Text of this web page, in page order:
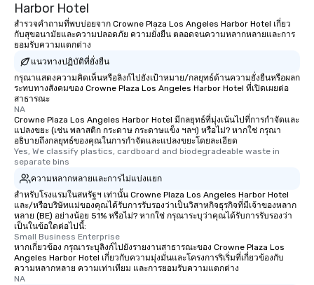
Harbor Hotel
สำรวจคำถามที่พบบ่อยจาก Crowne Plaza Los Angeles Harbor Hotel เกี่ยว
กับสุขอนามัยและความปลอดภัย ความยั่งยืน ตลอดจนความหลากหลายและการ
ยอมรับความแตกต่าง
แนวทางปฏิบัติที่ยั่งยืน
กรุณาแสดงความคิดเห็นหรือลิงก์ไปยังเป้าหมาย/กลยุทธ์ด้านความยั่งยืนหรือผลก
ระทบทางสังคมของ Crowne Plaza Los Angeles Harbor Hotel ที่เปิดเผยต่อ
สาธารณะ
NA
Crowne Plaza Los Angeles Harbor Hotel มีกลยุทธ์ที่มุ่งเน้นไปที่การกำจัดและ
แปลงขยะ (เช่น พลาสติก กระดาษ กระดาษแข็ง ฯลฯ) หรือไม่? หากใช่ กรุณา
อธิบายถึงกลยุทธ์ของคุณในการกำจัดและแปลงขยะโดยละเอียด
Yes, We classify plastics, cardboard and biodegradeable waste in
separate bins
ความหลากหลายและการไม่แบ่งแยก
สำหรับโรงแรมในสหรัฐฯ เท่านั้น Crowne Plaza Los Angeles Harbor Hotel
และ/หรือบริษัทแม่ของคุณได้รับการรับรองว่าเป็นวิสาหกิจธุรกิจที่มีเจ้าของหลาก
หลาย (BE) อย่างน้อย 51% หรือไม่? หากใช่ กรุณาระบุว่าคุณได้รับการรับรองว่า
เป็นในข้อใดต่อไปนี้:
Small Business Enterprise
หากเกี่ยวข้อง กรุณาระบุลิงก์ไปยังรายงานสาธารณะของ Crowne Plaza Los
Angeles Harbor Hotel เกี่ยวกับความมุ่งมั่นและโครงการริเริ่มที่เกี่ยวข้องกับ
ความหลากหลาย ความเท่าเทียม และการยอมรับความแตกต่าง
NA